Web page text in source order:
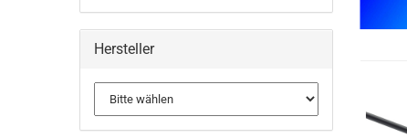
Hersteller